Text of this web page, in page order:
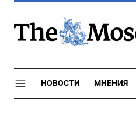
НОВОСТИ МНЕНИЯ